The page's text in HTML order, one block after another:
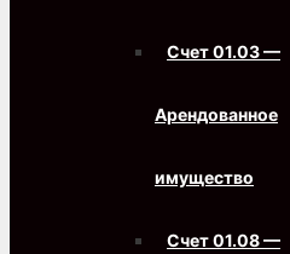
Счет 01.03 —
Арендованное
имущество
Счет 01.08 —